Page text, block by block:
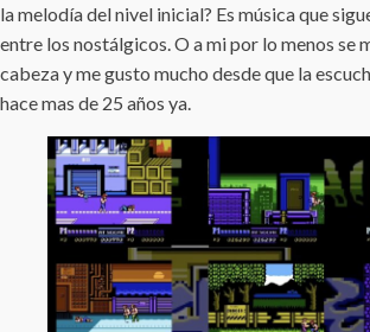
la melodía del nivel inicial? Es música que
entre los nostálgicos. O a mi por lo menos se
cabeza y me gusto mucho desde que la
hace mas de 25 años ya.